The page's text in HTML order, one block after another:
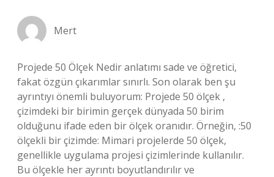
Mert
Projede 50 Ölçek Nedir anlatımı sade ve öğretici,
fakat özgün çıkarımlar sınırlı. Son olarak ben şu
ayrıntıyı önemli buluyorum: Projede 50 ölçek ,
çizimdeki bir birimin gerçek dünyada 50 birim
olduğunu ifade eden bir ölçek oranıdır. Örneğin, :50
ölçekli bir çizimde: Mimari projelerde 50 ölçek,
genellikle uygulama projesi çizimlerinde kullanılır.
Bu ölçekle her ayrıntı boyutlandırılır ve